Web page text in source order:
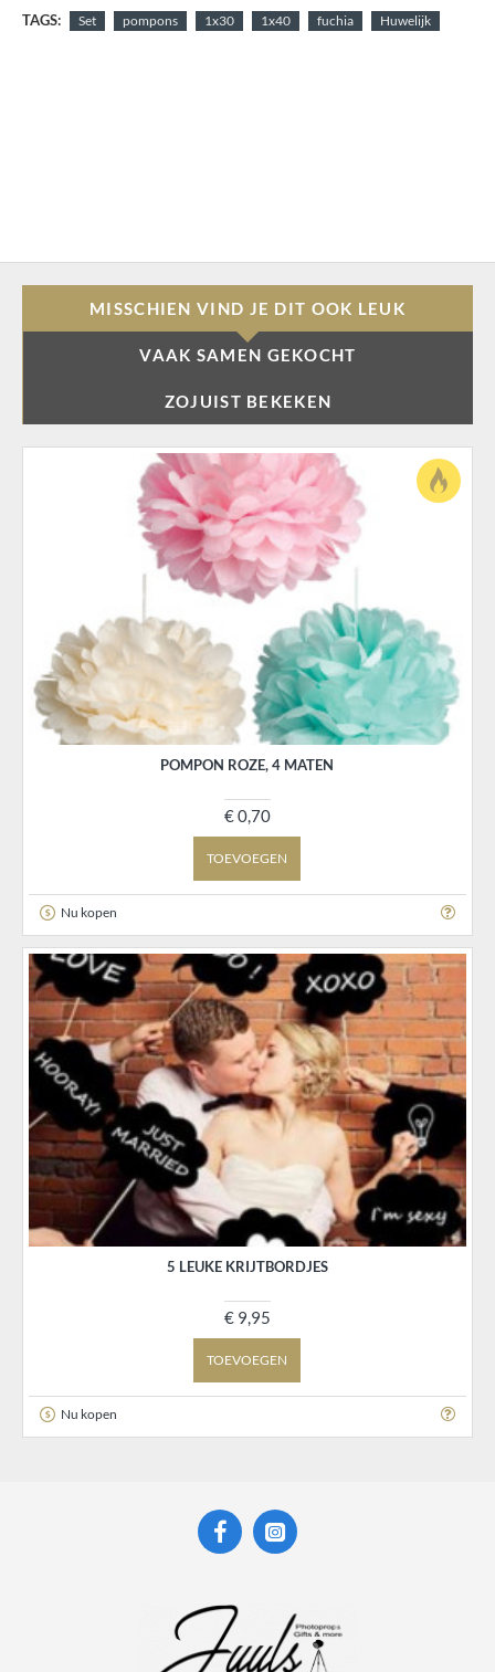
TAGS: Set pompons 1x30 1x40 fuchia Huwelijk
MISSCHIEN VIND JE DIT OOK LEUK
VAAK SAMEN GEKOCHT
ZOJUIST BEKEKEN
POMPON ROZE, 4 MATEN
€ 0,70
TOEVOEGEN
Nu kopen
5 LEUKE KRIJTBORDJES
€ 9,95
TOEVOEGEN
Nu kopen